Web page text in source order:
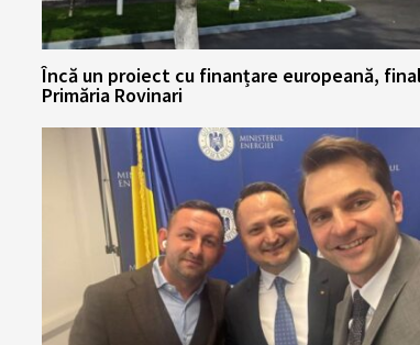
Încă un proiect cu finanțare europeană,
Primăria Rovinari